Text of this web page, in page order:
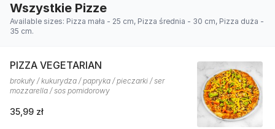
Wszystkie Pizze
Available sizes: Pizza mała - 25 cm, Pizza średnia - 30 cm, Pizza duża -
35 cm.
PIZZA VEGETARIAN
brokuły / kukurydza / papryka / pieczarki / ser
mozzarella / sos pomidorowy
35,99 zł